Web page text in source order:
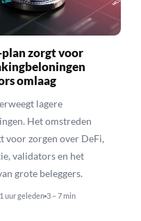
zorgt voor
omlaag
lagere
Het omstreden
voor zorgen over DeFi,
validators en het
grote beleggers.
uur geleden 3 – 7 min